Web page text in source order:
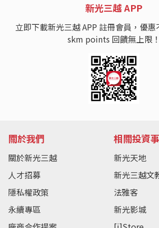
新光三越 APP
立即下載新光三越 APP 註冊會員，優
skm points 回饋無上限！
關於我們
關於新光三越
人才招募
隱私權政策
永續專區
相關投資
新光天地
新光三越文
法雅客
新光影城